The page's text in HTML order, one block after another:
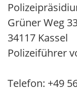
Grüner Weg
34117 Kassel
Polizeiführer
Telefon: +49